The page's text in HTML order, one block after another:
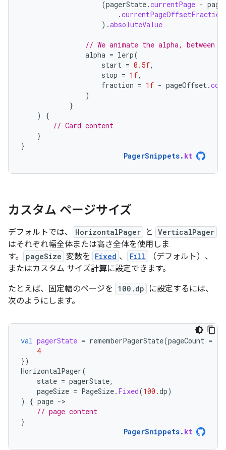
(pagerState.currentPage - page
.currentPageOffsetFraction
).absoluteValue
// We animate the alpha, between
alpha = lerp(
start = 0.5f,
stop = 1f,
fraction = 1f - pageOffset.
)
}
)
{
// Card content
}
}
PagerSnippets. kt
カスタム ページサイズ
デフォルトでは、 HorizontalPager と VerticalPager
はそれぞれ幅全体または高さ全体を使用しま
す。
pageSize 変数を Fixed 、 Fill
（デフォルト）、
またはカスタム サイズ計算に設定できます。
たとえば、固定幅のページを
100.dp
に設定するには、
次のようにします。
val pagerState = rememberPagerState(pageCount = {
4
})
HorizontalPager(
state = pagerState,
pageSize = PageSize. Fixed(100.dp)
)
{ page -
// page content
}
PagerSnippets. kt